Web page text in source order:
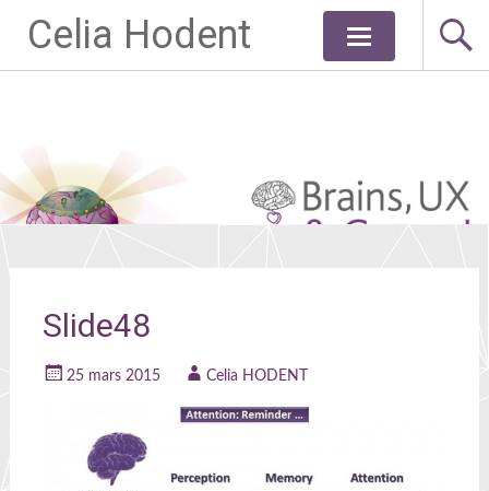
Celia Hodent
Aller
Slide48
25 mars 2015 Celia HODENT